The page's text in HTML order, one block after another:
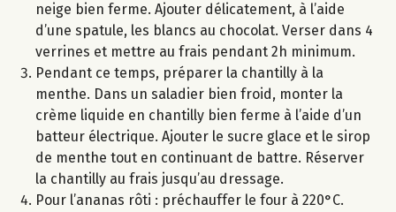
neige bien ferme. Ajouter délicatement, à l’aide
d’une spatule, les blancs au chocolat. Verser dans 4
verrines et mettre au frais pendant 2h minimum.
Pendant ce temps, préparer la chantilly à la
menthe. Dans un saladier bien froid, monter la
crème liquide en chantilly bien ferme à l’aide d’un
batteur électrique. Ajouter le sucre glace et le sirop
de menthe tout en continuant de battre. Réserver
la chantilly au frais jusqu’au dressage.
Pour l’ananas rôti : préchauffer le four à 220°C.